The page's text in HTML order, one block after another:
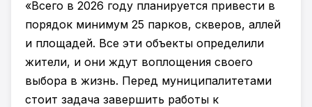
«Всего в 2026 году планируется привести в
порядок минимум 25 парков, скверов, аллей
и площадей. Все эти объекты определили
жители, и они ждут воплощения своего
выбора в жизнь. Перед муниципалитетами
стоит задача завершить работы к